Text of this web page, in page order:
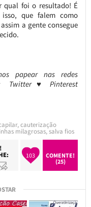
qual foi o resultado! É
que falem como
a gente consegue
papear nas redes
Twitter ♥ Pinterest
,cauterização
milagrosas,salva fios
103
COMENTE!
(25)